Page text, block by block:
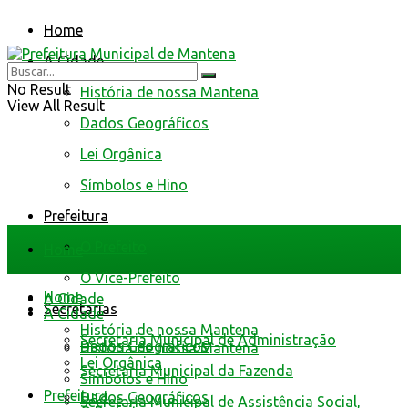
Home
A Cidade
História de nossa Mantena
Dados Geográficos
Lei Orgânica
Símbolos e Hino
Prefeitura
O Vice-Prefeito
Secretarias
Secretaria Municipal de Administração
Secretaria Municipal da Fazenda
Secretaria Municipal de Assistência Social,
No Result
View All Result
Home
A Cidade
História de nossa Mantena
Dados Geográficos
Home
A Cidade
História de nossa Mantena
Dados Geográficos
Lei Orgânica
Símbolos e Hino
Prefeitura